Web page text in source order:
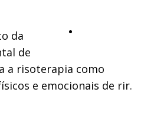
da
de
a risoterapia como
e emocionais de rir.